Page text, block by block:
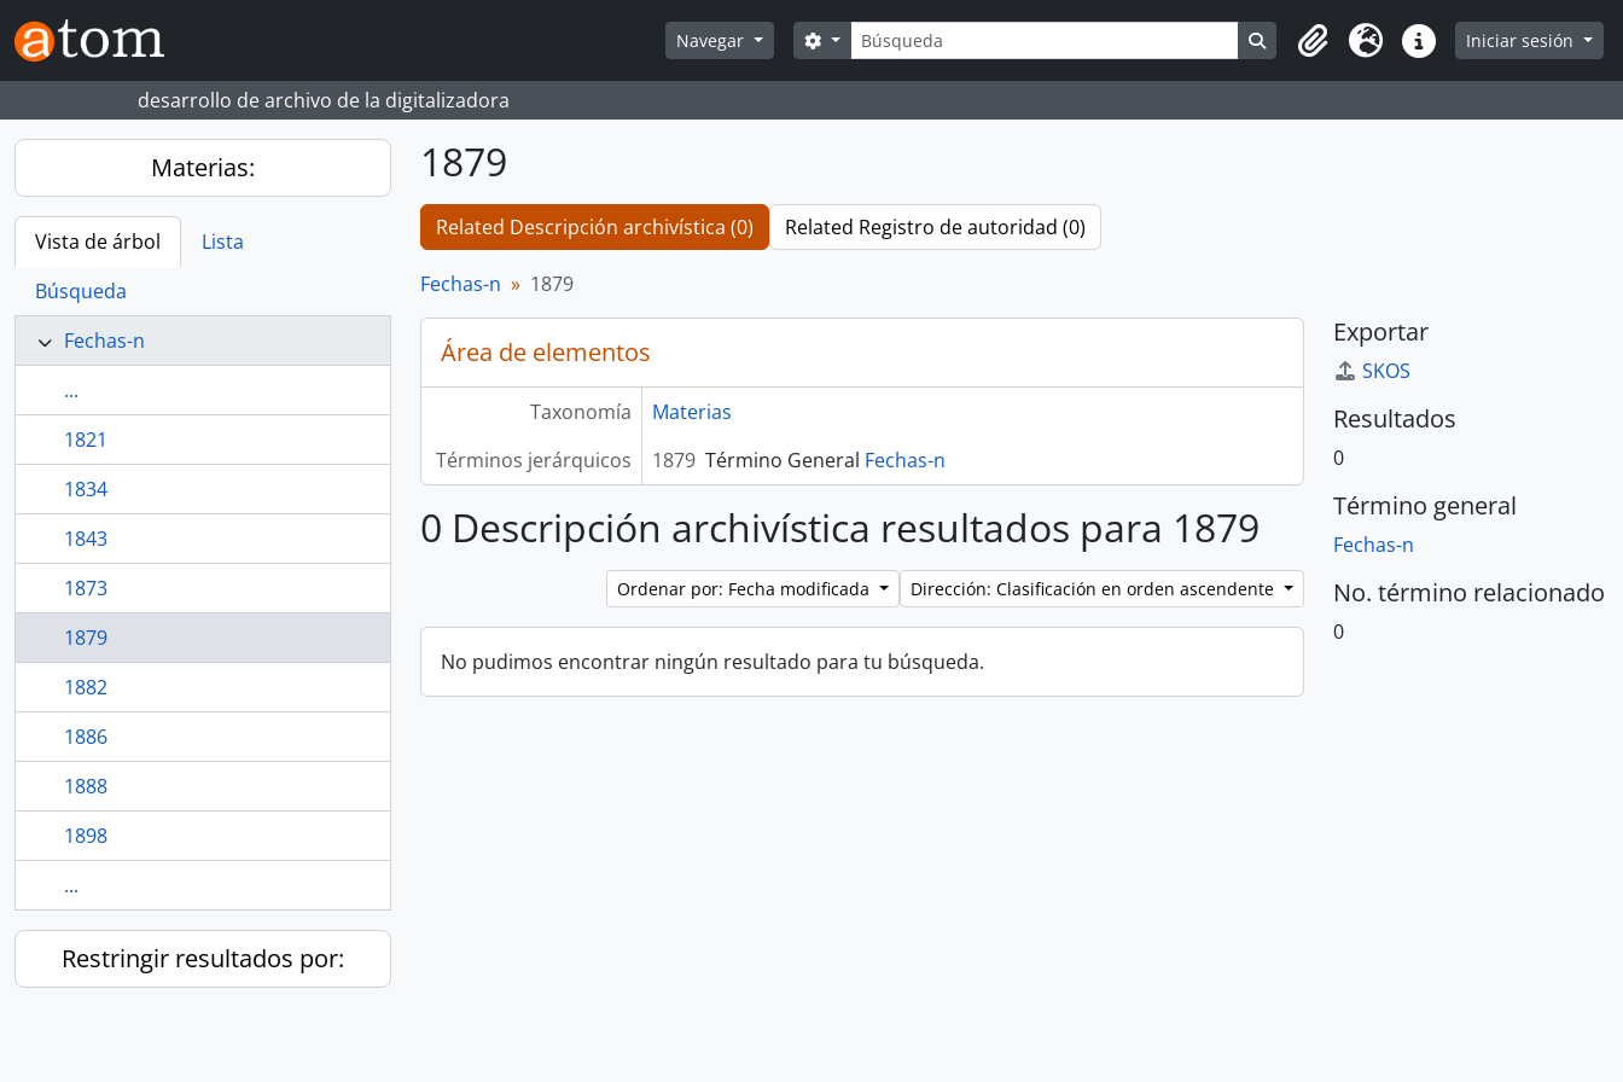
Skip to main content
Navegar
Búsqueda
Search options Search in browse page
Portapapeles
Idioma Enlaces rápidos
Iniciar sesión
desarrollo de archivo de la digitalizadora
Materias:
Vista de árbol
Lista
Búsqueda
Fechas-n
...
1821
1834
1843
1873
1879
1882
1886
1888
1898
...
Restringir resultados por:
1879
Related Descripción archivística (0) Related Registro de autoridad (0)
Fechas-n 1879
Área de elementos
Taxonomía
Materias
Términos jerárquicos
1879 Término General Fechas-n
0 Descripción archivística resultados para 1879
Ordenar por: Fecha modificada Dirección: Clasificación en orden ascendente
No pudimos encontrar ningún resultado para tu búsqueda.
Exportar
SKOS
Resultados
0
Término general
Fechas-n
No. término relacionado
0